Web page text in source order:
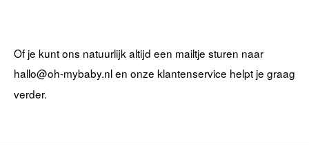
Of je kunt ons natuurlijk altijd een mailtje sturen naar
hallo@oh-mybaby.nl en onze klantenservice helpt je graag
verder.